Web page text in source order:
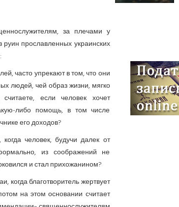
за плечами у
прославленных украинских
часто упрекают в том, что они
людей, чей образ жизни, мягко
если человек хочет
либо помощь, в том числе
его доходов?
человек, будучи далек от
из соображений не
и стал прихожанином?
когда благотворитель жертвует
на этом основании считает